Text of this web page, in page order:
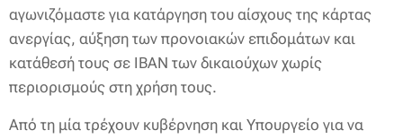
αγωνιζόμαστε για κατάργηση του αίσχους της κάρτας
ανεργίας, αύξηση των προνοιακών επιδομάτων και
κατάθεσή τους σε ΙΒΑΝ των δικαιούχων χωρίς
περιορισμούς στη χρήση τους.
Από τη μία τρέχουν κυβέρνηση και Υπουργείο για να